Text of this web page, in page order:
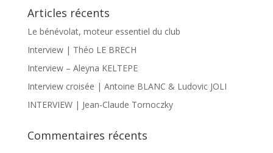
Articles récents
Le bénévolat, moteur essentiel du club
Interview | Théo LE BRECH
Interview – Aleyna KELTEPE
Interview croisée | Antoine BLANC & Ludovic JOLI
INTERVIEW | Jean-Claude Tornoczky
Commentaires récents